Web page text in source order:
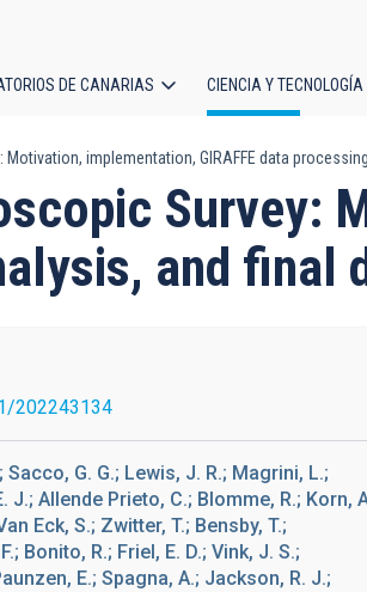
DE CANARIAS CIENCIA Y TECNOLOGÍA
Motivation, implementation, GIRAFFE data
Survey:
and final
202243134
G. G.; Lewis, J. R.; Magrini, L.;
Allende Prieto, C.; Blomme, R.; Korn,
Eck, S.; Zwitter, T.; Bensby, T.;
Bonito, R.; Friel, E. D.; Vink, J. S.;
E.; Spagna, A.; Jackson, R. J.;